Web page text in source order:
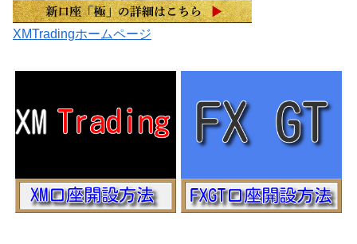
XMTradingホームページ